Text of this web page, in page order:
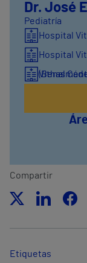
Dr. José
Pediatría
Hospital
Hospital
Vithas
Compartir
Etiquetas